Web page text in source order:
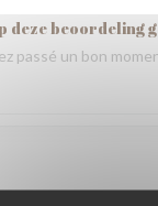
deze beoordeling
passé un bon